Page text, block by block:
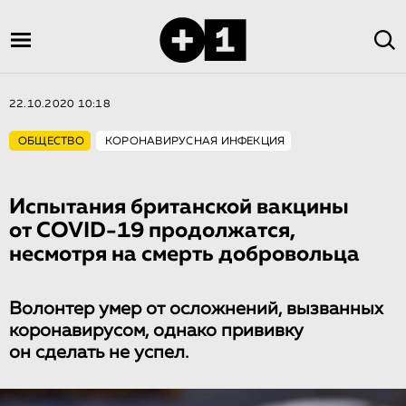
22.10.2020 10:18
ОБЩЕСТВО КОРОНАВИРУСНАЯ ИНФЕКЦИЯ
Испытания британской вакцины
от COVID-19 продолжатся,
несмотря на смерть добровольца
Волонтер умер от осложнений, вызванных
коронавирусом, однако прививку
он сделать не успел.